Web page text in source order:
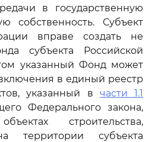
в государственную
собственность. Субъект
вправе создать не
субъекта Российской
указанный Фонд может
в единый реестр
указанный в части 1.1
Федерального закона,
строительства,
территории субъекта